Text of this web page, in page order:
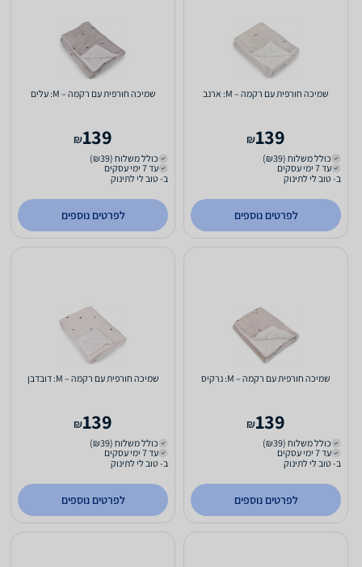
שמיכה חורפית עם רקמה – M: ארנב
139
₪
כולל משלוח (₪39)
עד 7 ימי עסקים
ב- טוב לי לתינוק
לפרטים נוספים
שמיכה חורפית עם רקמה – M: עלים
139
₪
כולל משלוח (₪39)
עד 7 ימי עסקים
ב- טוב לי לתינוק
לפרטים נוספים
שמיכה חורפית עם רקמה – M: נרקיס
139
₪
כולל משלוח (₪39)
עד 7 ימי עסקים
ב- טוב לי לתינוק
לפרטים נוספים
שמיכה חורפית עם רקמה – M: דובדבן
139
₪
כולל משלוח (₪39)
עד 7 ימי עסקים
ב- טוב לי לתינוק
לפרטים נוספים